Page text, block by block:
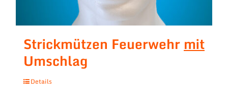
Strickmützen Feuerwehr mit
Umschlag
Details